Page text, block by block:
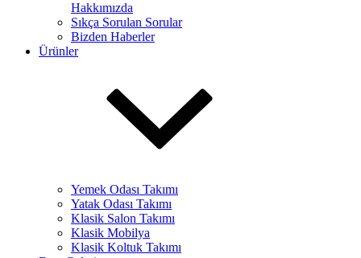
Hakkımızda
Sıkça Sorulan Sorular
Bizden Haberler
Ürünler
Yemek Odası Takımı
Yatak Odası Takımı
Klasik Salon Takımı
Klasik Mobilya
Klasik Koltuk Takımı